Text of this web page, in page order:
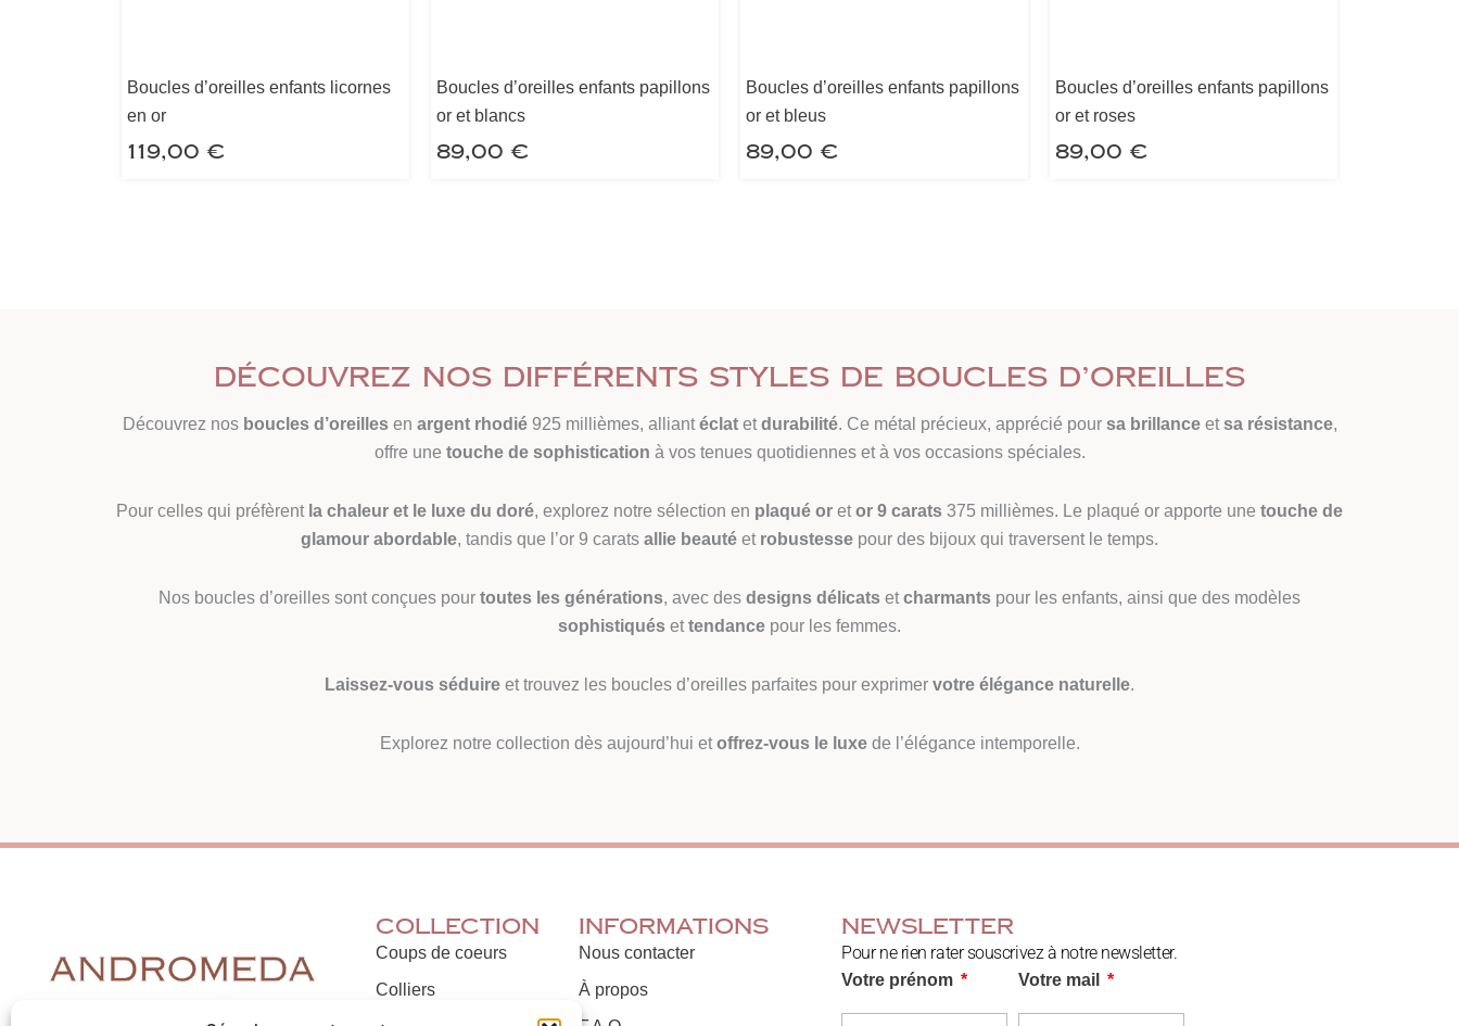
Boucles d’oreilles enfants licornes
en or
119,00 €
Boucles d’oreilles enfants papillons
or et blancs
89,00 €
Boucles d’oreilles enfants papillons
or et bleus
89,00 €
Boucles d’oreilles enfants papillons
or et roses
89,00 €
Découvrez nos différents styles de boucles d’oreilles
Découvrez nos boucles d’oreillesen argent rhodié925 millièmes, alliant éclat etdurabilité. Ce métal précieux, apprécié pour sa brillanceet sa résistance,
offre une touche de sophistication à vos tenues quotidiennes et à vos occasions spéciales.
Pour celles qui préfèrent la chaleur et le luxe du doré, explorez notre sélection en plaqué or et or 9 carats 375 millièmes. Le plaqué or apporte une touche de
glamour abordable, tandis que l’or 9 carats allie beauté et robustesse pour des bijoux qui traversent le temps.
Nos boucles d’oreilles sont conçues pour toutes les générations, avec des designs délicats et charmants pour les enfants, ainsi que des modèles
sophistiqués et tendance pour les femmes.
Laissez-vous séduire et trouvez les boucles d’oreilles parfaites pour exprimer votre élégance naturelle.
Explorez notre collection dès aujourd’hui et offrez-vous le luxede l’élégance intemporelle.
Collection
Coups de coeurs
Colliers
Informations
Nous contacter
À propos
Newsletter
Pour ne rien rater souscrivez à notre newsletter.
Votre prénom Votre mail